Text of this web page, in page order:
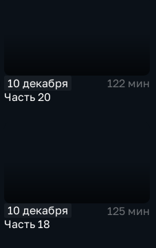
10 декабря
122 мин
Часть 20
10 декабря
125 мин
Часть 18